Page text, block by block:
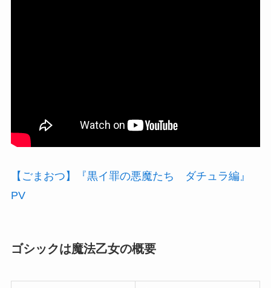
【ごまおつ】『黒イ罪の悪魔たち ダチュラ編』
PV
ゴシックは魔法乙女の概要